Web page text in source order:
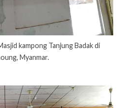
kampong Tanjung Badak di
Myanmar.